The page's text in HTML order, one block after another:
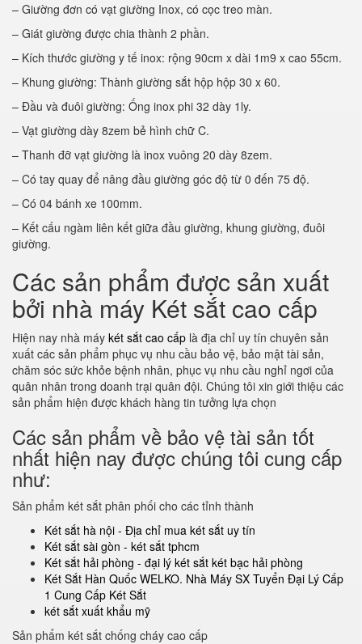
– Giường đơn có vạt giường Inox, có cọc treo màn.
– Giát giường được chia thành 2 phần.
– Kích thước giường y tế inox: rộng 90cm x dài 1m9 x cao 55cm.
– Khung giường: Thành giường sắt hộp hộp 30 x 60.
– Đầu và đuôi giường: Ống inox phi 32 dày 1ly.
– Vạt giường dày 8zem bẻ hình chữ C.
– Thanh đỡ vạt giường là inox vuông 20 dày 8zem.
– Có tay quay để nâng đầu giường góc độ từ 0 đến 75 độ.
– Có 04 bánh xe 100mm.
– Kết cấu ngàm liên kết giữa đầu giường, khung giường, đuôi
giường.
Các sản phẩm được sản xuất
bởi nhà máy Két sắt cao cấp
Hiện nay nhà máy két sắt cao cấp là địa chỉ uy tín chuyên sản
xuất các sản phẩm phục vụ nhu cầu bảo vệ, bảo mật tài sản,
chăm sóc sức khỏe bệnh nhân, phục vụ nhu cầu nghỉ ngơi của
quân nhân trong doanh trại quân đội. Chúng tôi xin giới thiệu các
sản phẩm hiện được khách hàng tin tưởng lựa chọn
Các sản phẩm về bảo vệ tài sản tốt
nhất hiện nay được chúng tôi cung cấp
như:
Sản phẩm két sắt phân phối cho các tỉnh thành
Két sắt hà nội - Địa chỉ mua két sắt uy tín
Két sắt sài gòn - két sắt tphcm
Két sắt hải phòng - đại lý két sắt két bạc hải phòng
Két Sắt Hàn Quốc WELKO. Nhà Máy SX Tuyển Đại Lý Cấp
1 Cung Cấp Két Sắt
két sắt xuất khẩu mỹ
Sản phẩm két sắt chống cháy cao cấp